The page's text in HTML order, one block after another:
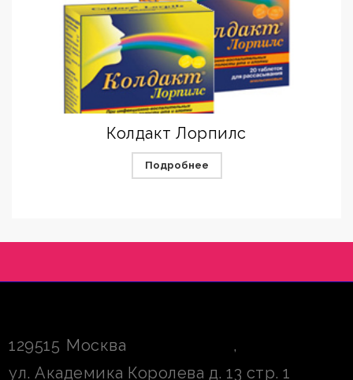
Колдакт Лорпилс
Подробнее
129515 Москва
,
ул. Академика Королева д. 13 стр. 1